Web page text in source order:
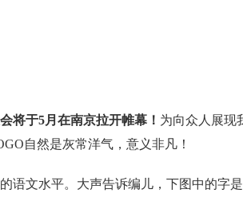
将于5月在南京拉开帷幕！ 为向众人展现
自然是灰常洋气，意义非凡！
文水平。大声告诉编儿，下图中的字